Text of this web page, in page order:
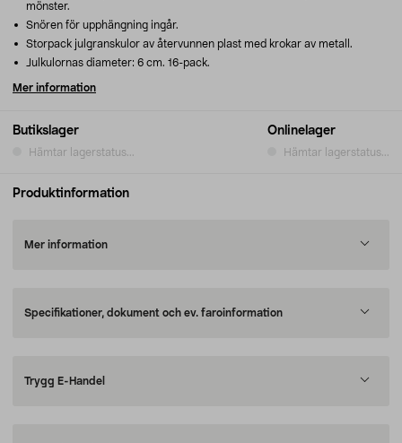
Butikslager
Hämtar lagerstatus...
Onlinelager
Hämtar lagerstatus...
mönster.
Snören för upphängning ingår.
Storpack julgranskulor av återvunnen plast med krokar av metall.
Julkulornas diameter: 6 cm. 16-pack.
Mer information
Produktinformation
Mer information
Specifikationer, dokument och ev. faroinformation
Trygg E-Handel